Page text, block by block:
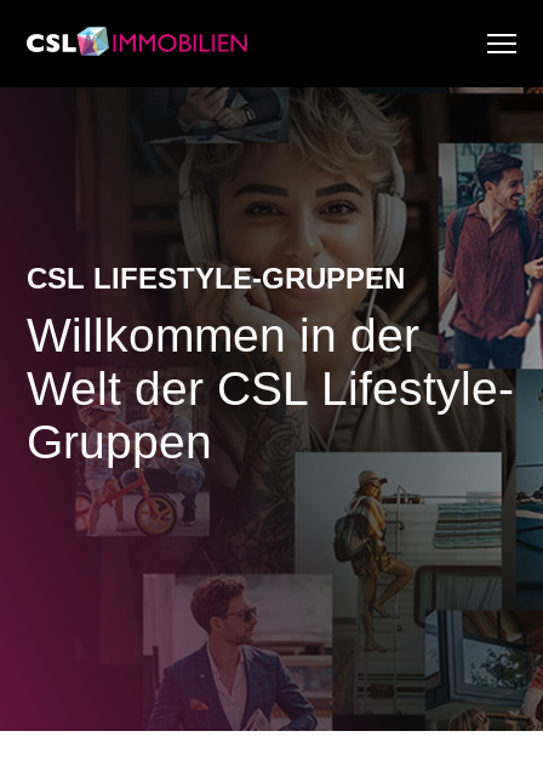
Immobiliensuche
Karriere
Dienstleistungen
Research & Marktberichte
CSL LIFESTYLE-GRUPPEN
Willkommen in der
Welt der CSL Lifestyle-
Gruppen